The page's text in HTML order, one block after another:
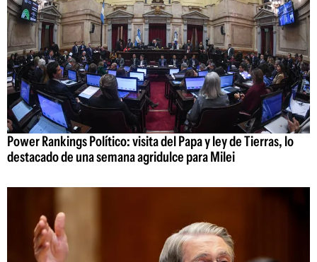
Power Rankings Político: visita del Papa y ley de Tierras, lo
destacado de una semana agridulce para Milei